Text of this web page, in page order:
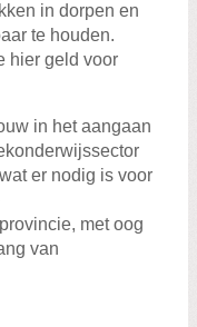
in dorpen en
te houden.
hier geld voor
in het aangaan
er nodig is voor
met oog
van